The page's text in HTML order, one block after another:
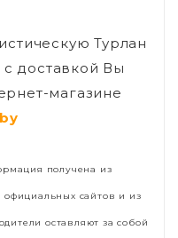
Турлан
доставкой Вы
магазине
получена из
официальных сайтов и из
оставляют за собой